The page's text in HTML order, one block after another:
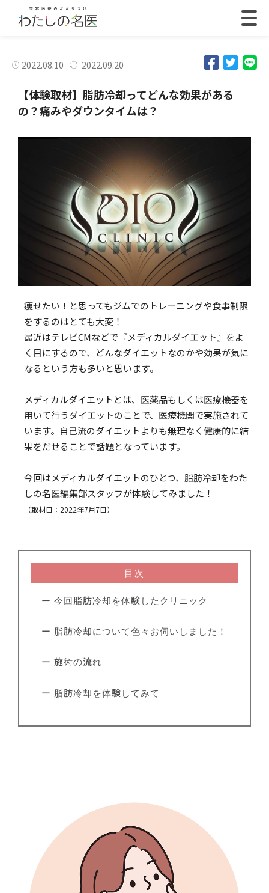
2022.08.10 2022.09.20
【体験取材】脂肪冷却ってどんな効果がある
の？痛みやダウンタイムは？
痩せたい！と思ってもジムでのトレーニングや食事制限
をするのはとても大変！
最近はテレビCMなどで『メディカルダイエット』をよ
く目にするので、どんなダイエットなのかや効果が気に
なるという方も多いと思います。
メディカルダイエットとは、医薬品もしくは医療機器を
用いて行うダイエットのことで、医療機関で実施されて
います。自己流のダイエットよりも無理なく健康的に結
果をだせることで話題となっています。
今回はメディカルダイエットのひとつ、脂肪冷却をわた
しの名医編集部スタッフが体験してみました！
（取材日：2022年7月7日）
目次
ー 今回脂肪冷却を体験したクリニック
ー 脂肪冷却について色々お伺いしました！
ー 施術の流れ
ー 脂肪冷却を体験してみて